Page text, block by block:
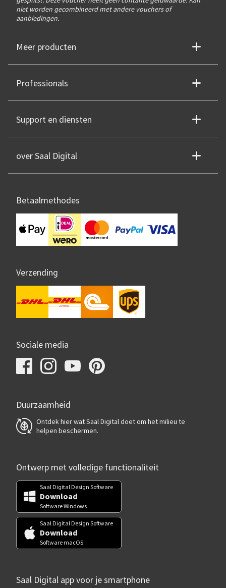
niet worden gecombineerd met andere vouchers of
aanbiedingen.
Meer producten
Professionals
Support en diensten
over Saal Digital
Betaalmethodes
Verzending
Sociale media
Duurzaamheid
Ontdek hier wat Saal Digital doet om het milieu te
helpen beschermen.
Ontwerp met volledige functionaliteit
Saal Digital Design Software
Download
Software Windows
Saal Digital Design Software
Download
Software macOS
Saal Digital app voor je smartphone